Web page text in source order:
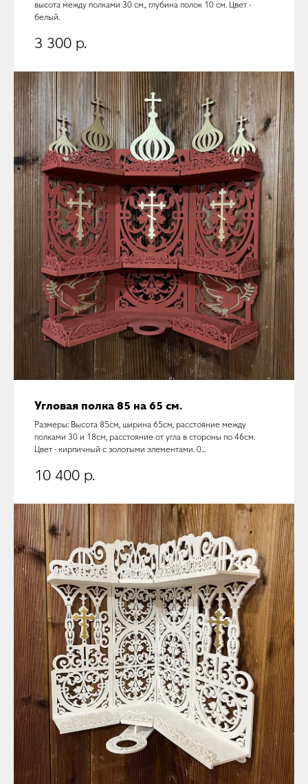
высота между полками 30 см., глубина полок 10 см. Цвет -
белый.
3 300 р.
Угловая полка 85 на 65 см.
Размеры: Высота 85см, ширина 65см, расстояние между
полками 30 и 18см, расстояние от угла в стороны по 46см.
Цвет - кирпичный с золотыми элементами. 0...
10 400 р.